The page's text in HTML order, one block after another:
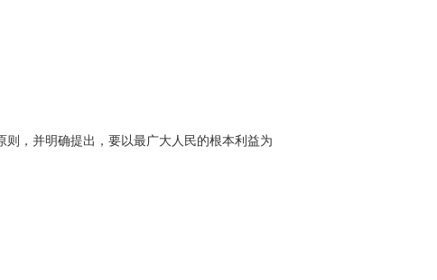
，并明确提出，要以最广大人民的根本利益为